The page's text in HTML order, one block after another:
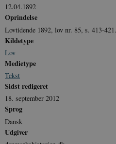
12.04.1892
Oprindelse
Lovtidende 1892, lov nr. 85, s. 413-421.
Kildetype
Lov
Medietype
Tekst
Sidst redigeret
18. september 2012
Sprog
Dansk
Udgiver